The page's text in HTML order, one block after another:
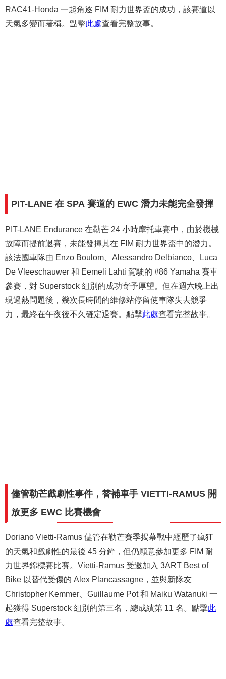
RAC41-Honda 一起角逐 FIM 耐力世界盃的成功，該賽道以
天氣多變而著稱。點擊此處查看完整故事。
PIT-LANE 在 SPA 賽道的 EWC 潛力未能完全發揮
PIT-LANE Endurance 在勒芒 24 小時摩托車賽中，由於機械
故障而提前退賽，未能發揮其在 FIM 耐力世界盃中的潛力。
該法國車隊由 Enzo Boulom、Alessandro Delbianco、Luca
De Vleeschauwer 和 Eemeli Lahti 駕駛的 #86 Yamaha 賽車
參賽，對 Superstock 組別的成功寄予厚望。但在週六晚上出
現過熱問題後，幾次長時間的維修站停留使車隊失去競爭
力，最終在午夜後不久確定退賽。點擊此處查看完整故事。
儘管勒芒戲劇性事件，替補車手 VIETTI-RAMUS 開
放更多 EWC 比賽機會
Doriano Vietti-Ramus 儘管在勒芒賽季揭幕戰中經歷了瘋狂
的天氣和戲劇性的最後 45 分鐘，但仍願意參加更多 FIM 耐
力世界錦標賽比賽。Vietti-Ramus 受邀加入 3ART Best of
Bike 以替代受傷的 Alex Plancassagne，並與新隊友
Christopher Kemmer、Guillaume Pot 和 Maiku Watanuki 一
起獲得 Superstock 組別的第三名，總成績第 11 名。點擊此
處查看完整故事。